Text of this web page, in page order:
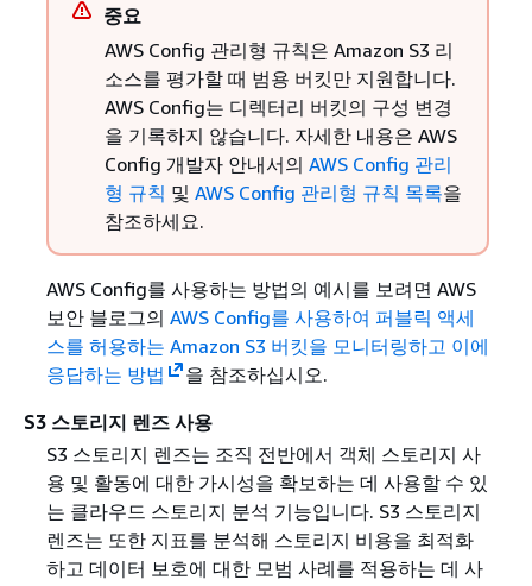
중요
AWS Config 관리형 규칙은 Amazon S3 리
소스를 평가할 때 범용 버킷만 지원합니다.
AWS Config는 디렉터리 버킷의 구성 변경
을 기록하지 않습니다. 자세한 내용은 AWS
Config 개발자 안내서의 AWS Config 관리
형 규칙 및 AWS Config 관리형 규칙 목록을
참조하세요.
AWS Config를 사용하는 방법의 예시를 보려면 AWS
보안 블로그의 AWS Config를 사용하여 퍼블릭 액세
스를 허용하는 Amazon S3 버킷을 모니터링하고 이에
응답하는 방법
을 참조하십시오.
S3 스토리지 렌즈 사용
S3 스토리지 렌즈는 조직 전반에서 객체 스토리지 사
용 및 활동에 대한 가시성을 확보하는 데 사용할 수 있
는 클라우드 스토리지 분석 기능입니다. S3 스토리지
렌즈는 또한 지표를 분석해 스토리지 비용을 최적화
하고 데이터 보호에 대한 모범 사례를 적용하는 데 사